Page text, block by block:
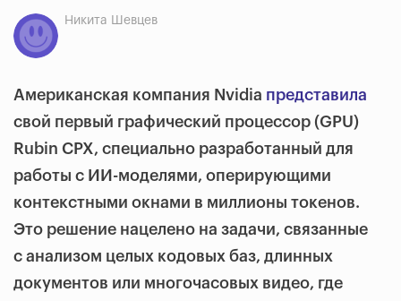
Никита Шевцев
Американская компания Nvidia представила
свой первый графический процессор (GPU)
Rubin CPX, специально разработанный для
работы с ИИ-моделями, оперирующими
контекстными окнами в миллионы токенов.
Это решение нацелено на задачи, связанные
с анализом целых кодовых баз, длинных
документов или многочасовых видео, где